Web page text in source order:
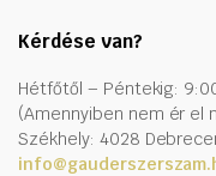
Kérdése van?
Hétfőtől – Péntekig:
(Amennyiben nem ér el
Székhely: 4028